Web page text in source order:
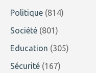
Politique (814)
Société (801)
Education (305)
Sécurité (167)